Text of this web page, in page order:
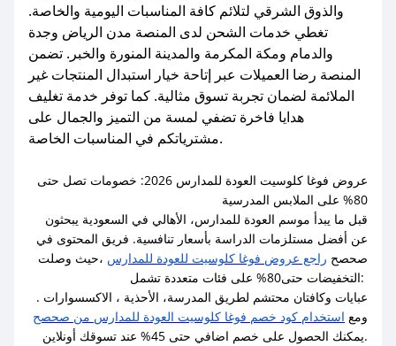
والذوق الشرقي لتلائم كافة المناسبات اليومية والخاصة.
تغطي خدمات الشحن لدى المنصة مدن الرياض وجدة
والدمام ومكة المكرمة والمدينة المنورة والخبر. تضمن
المنصة رضا العميلات عبر إتاحة خيار استبدال المنتجات غير
الملائمة لضمان تجربة تسوق مثالية. كما توفر خدمة تغليف
هدايا فاخرة تضفي لمسة من التميز والجمال على
مشترياتكم في المناسبات الخاصة.
عروض فوغا كلوسيت العودة للمدارس 2026: خصومات تصل حتى
80% على الملابس المدرسية
قبل ما يبدأ موسم العودة للمدارس، الأهالي في السعودية يبحثون
عن أفضل مستلزمات الدراسة بأسعار تنافسية. فريق المحتوى في
صحصح راجع عروض فوغا كلوسيت للعودة للمدارس ،حيث وصلت
التخفيضات حتى80% على فئات متعددة تشمل:
عبايات وكافتان محتشم لطريق المدرسة، الأحذية ، الاكسسوارات .
ومع استخدام كود خصم فوغا كلوسيت العودة للمدارس من صحصح
يمكنك الحصول على خصم اضافي حتى 45% عند تسوقك أونلاين.